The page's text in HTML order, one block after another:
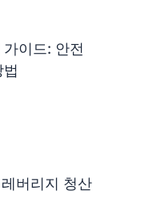
이드: 안전
버리지 청산